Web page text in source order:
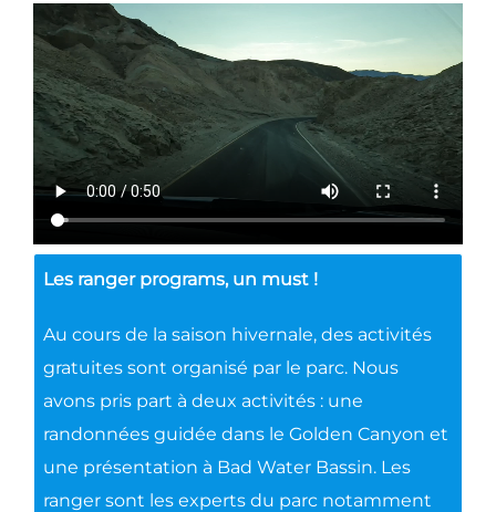
Les ranger programs, un must !
Au cours de la saison hivernale, des activités
gratuites sont organisé par le parc. Nous
avons pris part à deux activités : une
randonnées guidée dans le Golden Canyon et
une présentation à Bad Water Bassin. Les
ranger sont les experts du parc notamment